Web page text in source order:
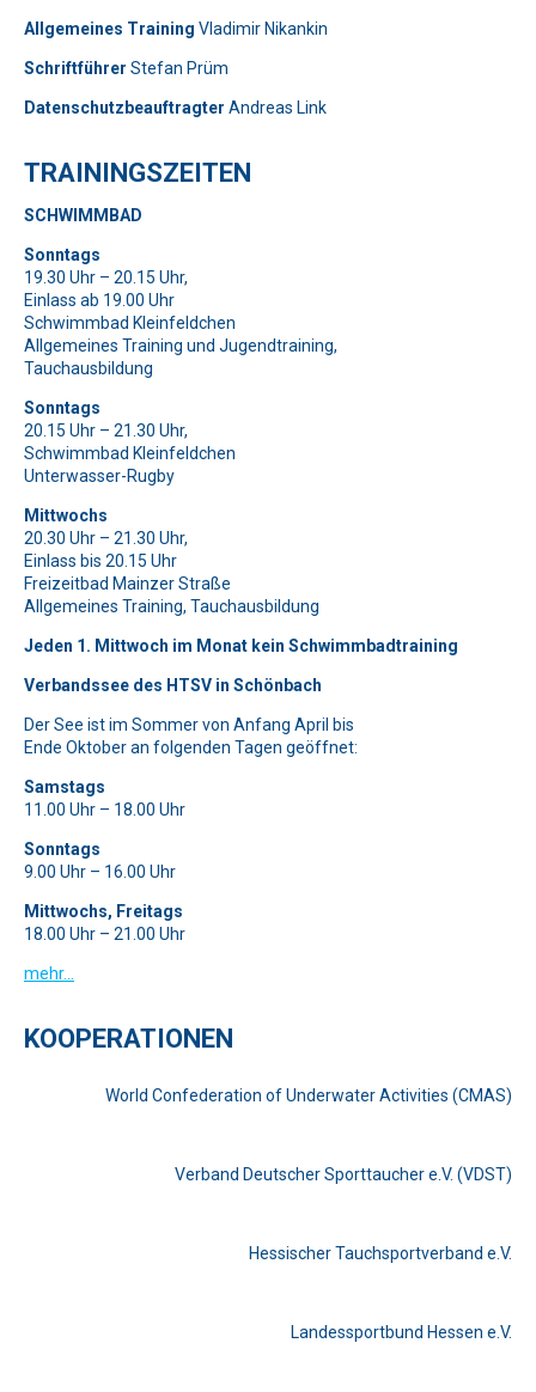
Bitte beweise, dass du kein Spambot bist und wähle das
Bitte lasse dieses Feld leer.
Bitte beweise, dass du kein Spambot bist und wähle das
Bitte lasse dieses Feld leer.
Bitte beweise, dass du kein Spambot bist und wähle das
Bitte lasse dieses Feld leer.
Bitte beweise, dass du kein Spambot bist und wähle das
Bitte lasse dieses Feld leer.
Bitte beweise, dass du kein Spambot bist und wähle das
Symbol
Allgemeines Training Vladimir Nikankin
Bitte lasse dieses Feld leer.
Bitte beweise, dass du kein Spambot bist und wähle das
Schriftführer Stefan Prüm
Bitte lasse dieses Feld leer.
Bitte beweise, dass du kein Spambot bist und wähle das
Datenschutzbeauftragter Andreas Link
Bitte lasse dieses Feld leer.
Bitte beweise, dass du kein Spambot bist und wähle das
SymbolHerz.
TRAININGSZEITEN
SCHWIMMBAD
Sonntags
19.30 Uhr – 20.15 Uhr,
Einlass ab 19.00 Uhr
Schwimmbad Kleinfeldchen
Allgemeines Training und Jugendtraining,
Tauchausbildung
Sonntags
20.15 Uhr – 21.30 Uhr,
Schwimmbad Kleinfeldchen
Unterwasser-Rugby
Mittwochs
20.30 Uhr – 21.30 Uhr,
Einlass bis 20.15 Uhr
Freizeitbad Mainzer Straße
Allgemeines Training, Tauchausbildung
Jeden 1. Mittwoch im Monat kein Schwimmbadtraining
Verbandssee des HTSV in Schönbach
Der See ist im Sommer von Anfang April bis
Ende Oktober an folgenden Tagen geöffnet:
Samstags
11.00 Uhr – 18.00 Uhr
Sonntags
9.00 Uhr – 16.00 Uhr
Mittwochs, Freitags
18.00 Uhr – 21.00 Uhr
mehr…
KOOPERATIONEN
World Confederation of Underwater Activities (CMAS)
Verband Deutscher Sporttaucher e.V. (VDST)
Hessischer Tauchsportverband e.V.
Landessportbund Hessen e.V.